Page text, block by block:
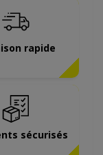
rapide
sécurisés